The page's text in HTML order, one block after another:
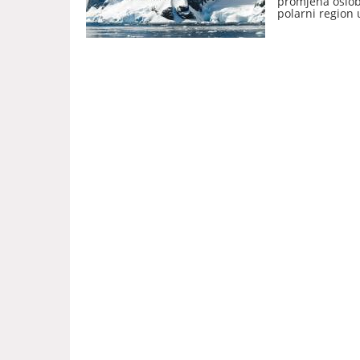
polarni region